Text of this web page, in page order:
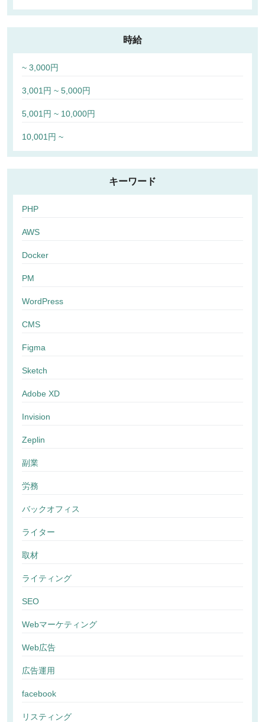
時給
~ 3,000円
3,001円 ~ 5,000円
5,001円 ~ 10,000円
10,001円 ~
キーワード
PHP
AWS
Docker
PM
WordPress
CMS
Figma
Sketch
Adobe XD
Invision
Zeplin
副業
労務
バックオフィス
ライター
取材
ライティング
SEO
Webマーケティング
Web広告
広告運用
facebook
リスティング